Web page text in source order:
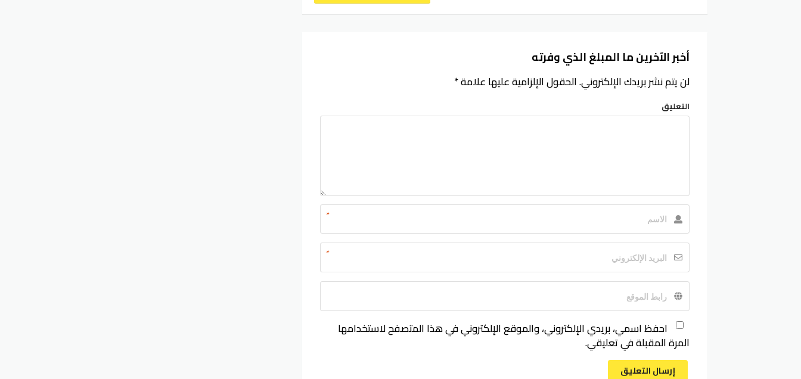
أخبر الآخرين ما المبلغ الذي وفرته
لن يتم نشر بريدك الإلكتروني.الحقول الإلزامية عليها علامة*
التعليق
*
*
احفظ اسمي، بريدي الإلكتروني، والموقع الإلكتروني في هذا المتصفح لاستخدامها
المرة المقبلة في تعليقي.
إرسال التعليق